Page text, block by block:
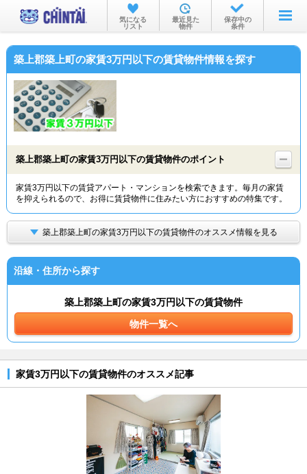
お部屋を探す
沿線・駅から
物件特集から
TOP
気になる
リスト
最近見た
物件
保存中の
条件
築上郡築上町の家賃3万円以下の賃貸物件情報を探す
築上郡築上町の家賃3万円以下の賃貸物件のポイント
家賃3万円以下の賃貸アパート・マンションを検索できます。毎月の家賃
を抑えられるので、お得に賃貸物件に住みたい方におすすめの特集です。
築上郡築上町の家賃3万円以下の賃貸物件のオススメ情報を見る
沿線・住所から探す
築上郡築上町の家賃3万円以下の賃貸物件
物件一覧へ
家賃3万円以下の賃貸物件のオススメ記事